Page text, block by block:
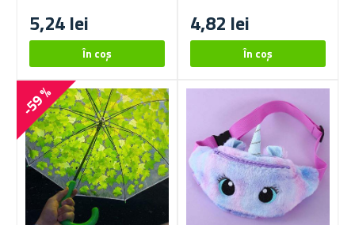
5,24 lei 4,82 lei
-59 %